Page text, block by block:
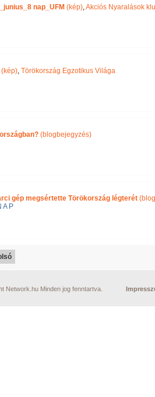
nap_UFM (kép),Akciós Nyaralások
(kép), Törökország Egzotikus Világa
(blogbejegyzés)
gép megsértette Törökország légterét
A P
Network.hu Minden jog fenntartva.